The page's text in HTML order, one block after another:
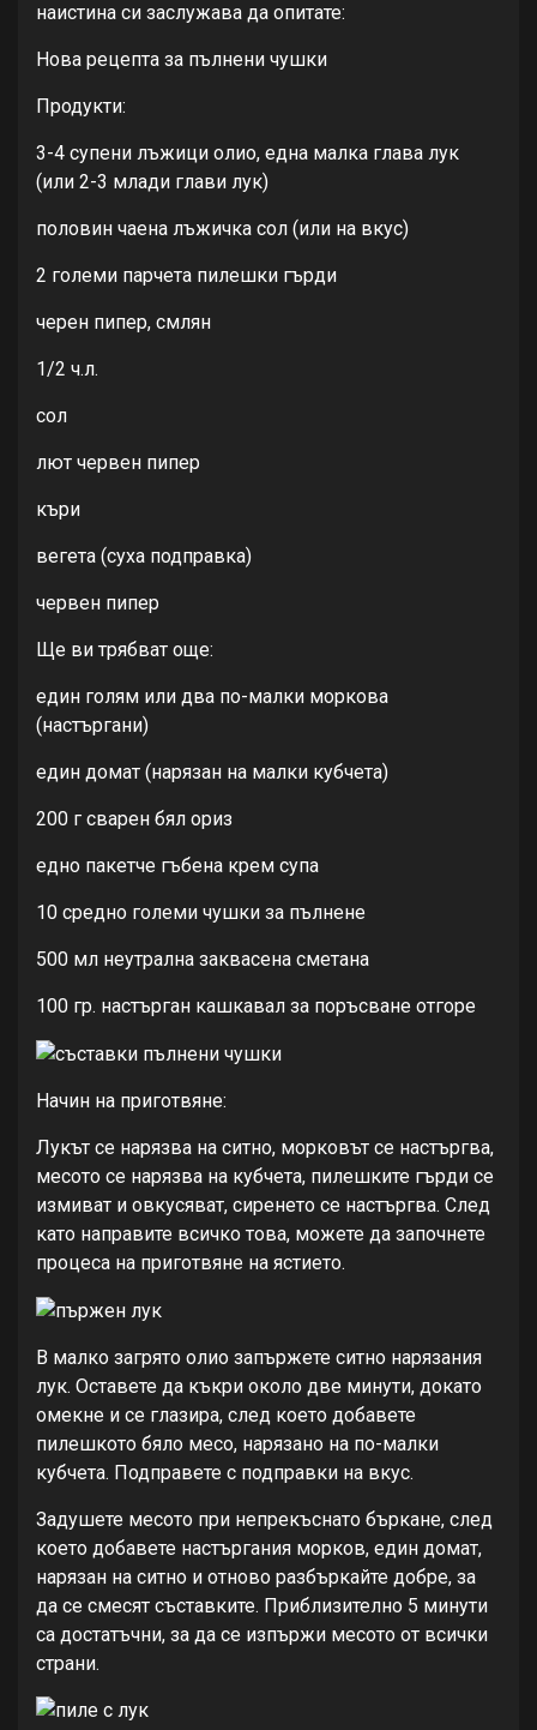
наистина си заслужава да опитате:
Нова рецепта за пълнени чушки
Продукти:
3-4 супени лъжици олио, една малка глава лук
(или 2-3 млади глави лук)
половин чаена лъжичка сол (или на вкус)
2 големи парчета пилешки гърди
черен пипер, смлян
1/2 ч.л.
сол
лют червен пипер
къри
вегета (суха подправка)
червен пипер
Ще ви трябват още:
един голям или два по-малки моркова
(настъргани)
един домат (нарязан на малки кубчета)
200 г сварен бял ориз
едно пакетче гъбена крем супа
10 средно големи чушки за пълнене
500 мл неутрална заквасена сметана
100 гр. настърган кашкавал за поръсване отгоре
Начин на приготвяне:
Лукът се нарязва на ситно, морковът се настъргва,
месото се нарязва на кубчета, пилешките гърди се
измиват и овкусяват, сиренето се настъргва. След
като направите всичко това, можете да започнете
процеса на приготвяне на ястието.
В малко загрято олио запържете ситно нарязания
лук. Оставете да къкри около две минути, докато
омекне и се глазира, след което добавете
пилешкото бяло месо, нарязано на по-малки
кубчета. Подправете с подправки на вкус.
Задушете месото при непрекъснато бъркане, след
което добавете настъргания морков, един домат,
нарязан на ситно и отново разбъркайте добре, за
да се смесят съставките. Приблизително 5 минути
са достатъчни, за да се изпържи месото от всички
страни.